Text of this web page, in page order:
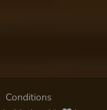
Conditions